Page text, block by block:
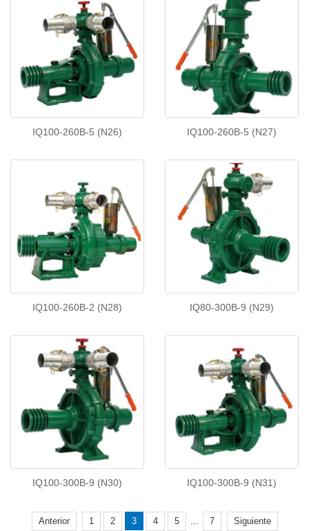
IQ100-260B-5 (N26) IQ100-260B-5 (N27)
IQ100-260B-2 (N28) IQ80-300B-9 (N29)
IQ100-300B-9 (N30) IQ100-300B-9 (N31)
Anterior 1 2 3 4 5 7 Siguiente